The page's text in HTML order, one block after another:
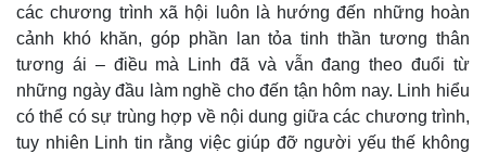
các chương trình xã hội luôn là hướng đến những hoàn
cảnh khó khăn, góp phần lan tỏa tinh thần tương thân
tương ái – điều mà Linh đã và vẫn đang theo đuổi từ
những ngày đầu làm nghề cho đến tận hôm nay. Linh hiểu
có thể có sự trùng hợp về nội dung giữa các chương trình,
tuy nhiên Linh tin rằng việc giúp đỡ người yếu thế không